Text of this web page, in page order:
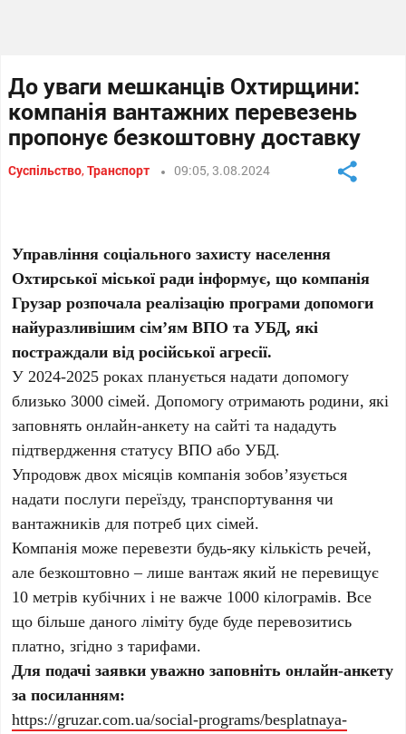
До уваги мешканців Охтирщини:
компанія вантажних перевезень
пропонує безкоштовну доставку
Суспільство,Транспорт 09:05, 3.08.2024
Управління соціального захисту населення
Охтирської міської ради інформує, що компанія
Грузар розпочала реалізацію програми допомоги
найуразливішим сім’ям ВПО та УБД, які
постраждали від російської агресії.
У 2024-2025 роках планується надати допомогу
близько 3000 сімей. Допомогу отримають родини, які
заповнять онлайн-анкету на сайті та нададуть
підтвердження статусу ВПО або УБД.
Упродовж двох місяців компанія зобов’язується
надати послуги переїзду, транспортування чи
вантажників для потреб цих сімей.
Компанія може перевезти будь-яку кількість речей,
але безкоштовно – лише вантаж який не перевищує
10 метрів кубічних і не важче 1000 кілограмів. Все
що більше даного ліміту буде буде перевозитись
платно, згідно з тарифами.
Для подачі заявки уважно заповніть онлайн-анкету
за посиланням:
https://gruzar.com.ua/social-programs/besplatnaya-